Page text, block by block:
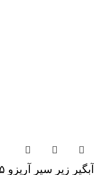
آبگیر زیر سپر آریزو ۵ اف ال ARRIZO 5 FL